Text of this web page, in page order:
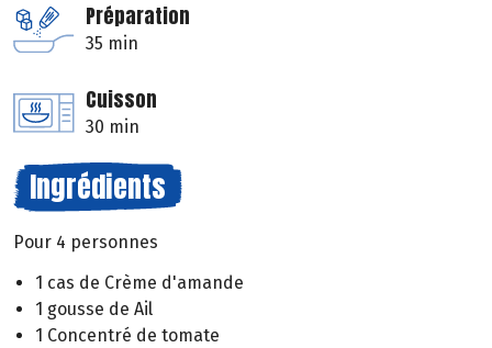
Préparation
35 min
Cuisson
30 min
Ingrédients
Pour 4 personnes
1 cas de Crème d'amande
1 gousse de Ail
1 Concentré de tomate